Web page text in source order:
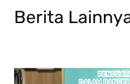
Berita